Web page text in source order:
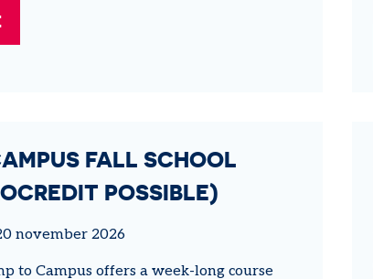
FALL SCHOOL
POSSIBLE)
november 2026
to Campus offers a week-long course